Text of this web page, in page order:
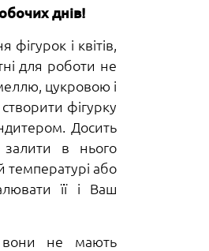
днів!
і квітів,
для роботи не
цукровою і
фігурку
Досить
в нього
температурі або
її і Ваш
вони не мають